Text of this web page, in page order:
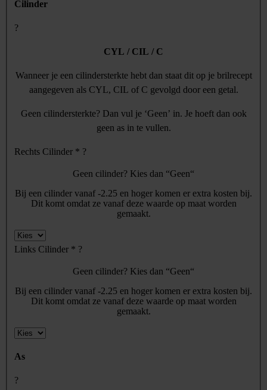
Cilinder
?
CYL / CIL / C
Wanneer je een cilindersterkte hebt dan staat dit op je brilrecept
aangegeven als CYL, CIL of C gevolgd door een getal.
Geen cilindersterkte? Dan vul je ‘Geen’ in. Je hoeft dan ook
geen as in te vullen.
Rechts Cilinder * ?
Geen cilinder? Kies dan “Geen“
Bij een cilinder vanaf -2.25 en hoger komen er extra kosten bij.
Dit komt omdat ze vanaf deze waarde op maat worden
gemaakt.
Links Cilinder * ?
Geen cilinder? Kies dan “Geen“
Bij een cilinder vanaf -2.25 en hoger komen er extra kosten bij.
Dit komt omdat ze vanaf deze waarde op maat worden
gemaakt.
As
?